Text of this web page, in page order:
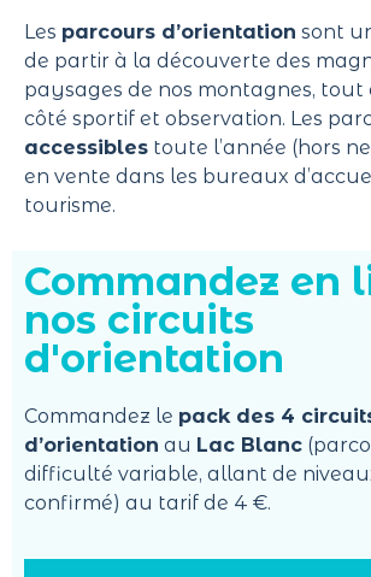
Les parcours d’orientation sont
de partir à la découverte des
paysages de nos montagnes, tout
côté sportif et observation. Les
accessibles toute l’année (hors
en vente dans les bureaux
tourisme.
Commandez en
nos circuits
d'orientation
Commandez le pack des 4
d’orientation au Lac Blanc
difficulté variable, allant de
confirmé) au tarif de 4 €.